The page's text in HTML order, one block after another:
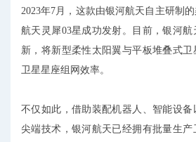
2023年7月，这款由银河航天自主研制
航天灵犀03星成功发射。目前，银河航
新，将新型柔性太阳翼与平板堆叠式卫
卫星星座组网效率。
不仅如此，借助装配机器人、智能设
尖端技术，银河航天已经拥有批量生